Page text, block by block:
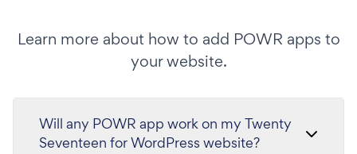
Learn more about how to add POWR apps to
your website.
Will any POWR app work on my Twenty
Seventeen for WordPress website?